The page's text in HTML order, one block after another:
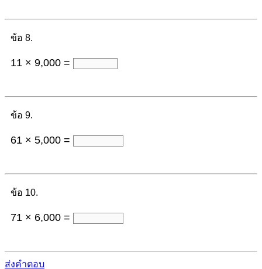
ข้อ 8.
11 × 9,000 =
ข้อ 9.
61 × 5,000 =
ข้อ 10.
71 × 6,000 =
ส่งคำตอบ